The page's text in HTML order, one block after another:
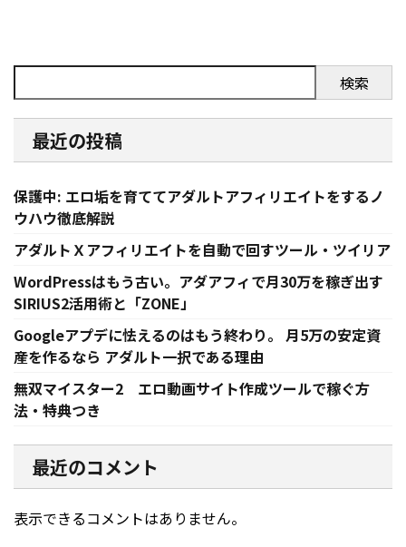
検索
最近の投稿
保護中: エロ垢を育ててアダルトアフィリエイトをするノ
ウハウ徹底解説
アダルトＸアフィリエイトを自動で回すツール・ツイリア
WordPressはもう古い。アダアフィで月30万を稼ぎ出す
SIRIUS2活用術と「ZONE」
Googleアプデに怯えるのはもう終わり。 月5万の安定資
産を作るなら アダルト一択である理由
無双マイスター2 エロ動画サイト作成ツールで稼ぐ方
法・特典つき
最近のコメント
表示できるコメントはありません。